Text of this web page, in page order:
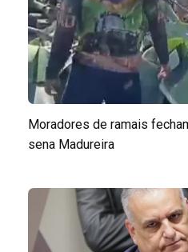
Moradores de ramais
sena Madureira